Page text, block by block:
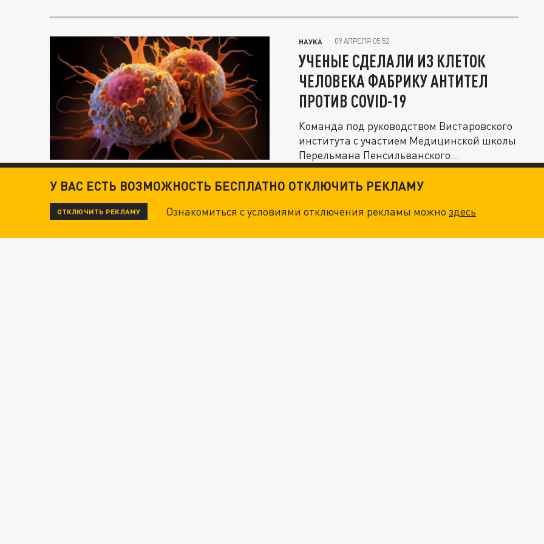
НАУКА 09 АПРЕЛЯ 05:52
УЧЕНЫЕ СДЕЛАЛИ ИЗ КЛЕТОК
ЧЕЛОВЕКА ФАБРИКУ АНТИТЕЛ
ПРОТИВ COVID-19
Команда под руководством Вистаровского
института с участием Медицинской школы
Перельмана Пенсильванского...
У ВАС ЕСТЬ ВОЗМОЖНОСТЬ БЕСПЛАТНО ОТКЛЮЧИТЬ РЕКЛАМУ
ОТКЛЮЧИТЬ РЕКЛАМУ Ознакомиться с условиями отключения рекламы можноздесь